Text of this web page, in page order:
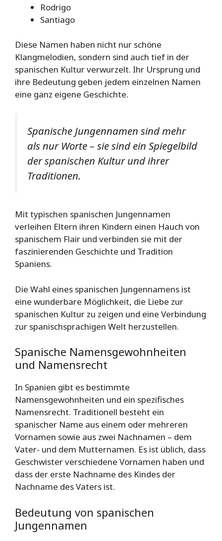
Rodrigo
Santiago
Diese Namen haben nicht nur schöne
Klangmelodien, sondern sind auch tief in der
spanischen Kultur verwurzelt. Ihr Ursprung und
ihre Bedeutung geben jedem einzelnen Namen
eine ganz eigene Geschichte.
Spanische Jungennamen sind mehr
als nur Worte – sie sind ein Spiegelbild
der spanischen Kultur und ihrer
Traditionen.
Mit typischen spanischen Jungennamen
verleihen Eltern ihren Kindern einen Hauch von
spanischem Flair und verbinden sie mit der
faszinierenden Geschichte und Tradition
Spaniens.
Die Wahl eines spanischen Jungennamens ist
eine wunderbare Möglichkeit, die Liebe zur
spanischen Kultur zu zeigen und eine Verbindung
zur spanischsprachigen Welt herzustellen.
Spanische Namensgewohnheiten
und Namensrecht
In Spanien gibt es bestimmte
Namensgewohnheiten und ein spezifisches
Namensrecht. Traditionell besteht ein
spanischer Name aus einem oder mehreren
Vornamen sowie aus zwei Nachnamen – dem
Vater- und dem Mutternamen. Es ist üblich, dass
Geschwister verschiedene Vornamen haben und
dass der erste Nachname des Kindes der
Nachname des Vaters ist.
Bedeutung von spanischen
Jungennamen